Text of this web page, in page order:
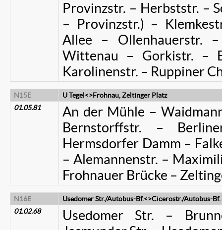
Provinzstr. – Herbststr. –
– Provinzstr.) –
Allee – Ollenhauerstr.
Wittenau – Gorkistr. –
Karolinenstr. – Ruppiner
N15E
U Tegel<>Frohnau, Zeltinger Platz
01.05.81
An der Mühle –
Bernstorffstr. –
Hermsdorfer Damm –
– Alemannenstr. –
Frohnauer Brücke –
N16E
Usedomer Str./Autobus-Bf.<>Cicerostr./Autobus-Bf.
01.02.68
Usedomer Str. –